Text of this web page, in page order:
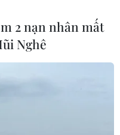
2 nạn nhân mất
Nghê